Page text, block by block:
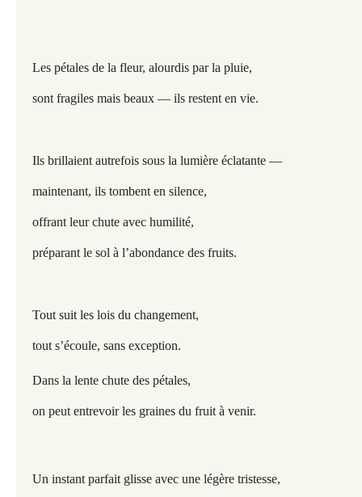
Les pétales de la fleur, alourdis par la pluie,
sont fragiles mais beaux — ils restent en vie.
Ils brillaient autrefois sous la lumière éclatante —
maintenant, ils tombent en silence,
offrant leur chute avec humilité,
préparant le sol à l’abondance des fruits.
Tout suit les lois du changement,
tout s’écoule, sans exception.
Dans la lente chute des pétales,
on peut entrevoir les graines du fruit à venir.
Un instant parfait glisse avec une légère tristesse,